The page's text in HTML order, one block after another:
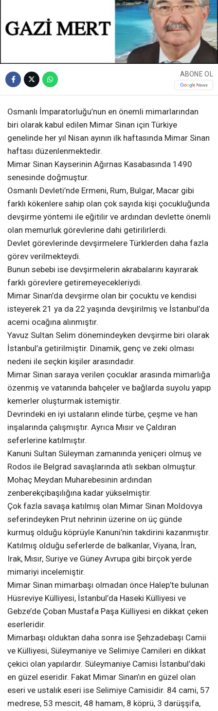
ABONE OL
Osmanlı İmparatorluğu’nun en önemli mimarlarından
biri olarak kabul edilen Mimar Sinan için Türkiye
genelinde her yıl Nisan ayının ilk haftasında Mimar Sinan
haftası düzenlenmektedir.
Mimar Sinan Kayserinin Ağırnas Kasabasında 1490
senesinde doğmuştur.
Osmanlı Devleti’nde Ermeni, Rum, Bulgar, Macar gibi
farklı kökenlere sahip olan çok sayıda kişi çocukluğunda
devşirme yöntemi ile eğitilir ve ardından devlette önemli
olan memurluk görevlerine dahi getirilirlerdi.
Devlet görevlerinde devşirmelere Türklerden daha fazla
görev verilmekteydi.
Bunun sebebi ise devşirmelerin akrabalarını kayırarak
farklı görevlere getiremeyecekleriydi.
Mimar Sinan’da devşirme olan bir çocuktu ve kendisi
isteyerek 21 ya da 22 yaşında devşirilmiş ve İstanbul’da
acemi ocağına alınmıştır.
Yavuz Sultan Selim dönemindeyken devşirme biri olarak
İstanbul’a getirilmiştir. Dinamik, genç ve zeki olması
nedeni ile seçkin kişiler arasındadır.
Mimar Sinan saraya verilen çocuklar arasında mimarlığa
özenmiş ve vatanında bahçeler ve bağlarda suyolu yapıp
kemerler oluşturmak istemiştir.
Devrindeki en iyi ustaların elinde türbe, çeşme ve han
inşalarında çalışmıştır. Ayrıca Mısır ve Çaldıran
seferlerine katılmıştır.
Kanuni Sultan Süleyman zamanında yeniçeri olmuş ve
Rodos ile Belgrad savaşlarında atlı sekban olmuştur.
Mohaç Meydan Muharebesinin ardından
zenberekçibaşılığına kadar yükselmiştir.
Çok fazla savaşa katılmış olan Mimar Sinan Moldovya
seferindeyken Prut nehrinin üzerine on üç günde
kurmuş olduğu köprüyle Kanuni’nin takdirini kazanmıştır.
Katılmış olduğu seferlerde de balkanlar, Viyana, İran,
Irak, Mısır, Suriye ve Güney Avrupa gibi birçok yerde
mimariyi incelemiştir.
Mimar Sinan mimarbaşı olmadan önce Halep’te bulunan
Hüsreviye Külliyesi, İstanbul’da Haseki Külliyesi ve
Gebze’de Çoban Mustafa Paşa Külliyesi en dikkat çeken
eserleridir.
Mimarbaşı olduktan daha sonra ise Şehzadebaşı Camii
ve Külliyesi, Süleymaniye ve Selimiye Camileri en dikkat
çekici olan yapılardır. Süleymaniye Camisi İstanbul’daki
en güzel eseridir. Fakat Mimar Sinan’ın en güzel olan
eseri ve ustalık eseri ise Selimiye Camisidir. 84 cami, 57
medrese, 53 mescit, 48 hamam, 8 köprü, 3 darüşşifa,